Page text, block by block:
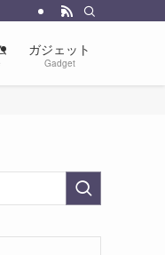
ガジェット
Gadget